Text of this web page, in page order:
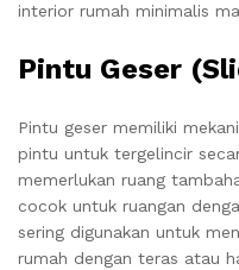
interior rumah minimalis
Pintu Geser
Pintu geser memiliki
pintu untuk tergelincir
memerlukan ruang
cocok untuk ruangan
sering digunakan untuk
rumah dengan teras atau